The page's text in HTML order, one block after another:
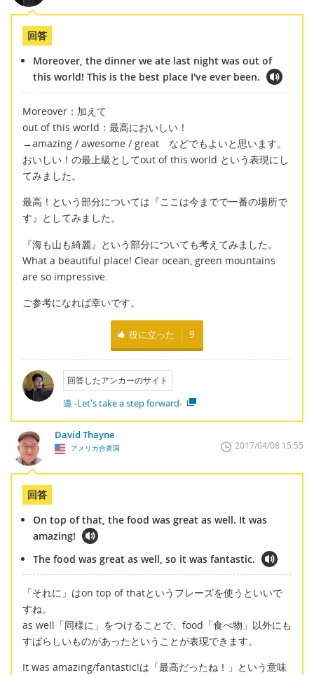
回答
Moreover, the dinner we ate last night was out of
this world! This is the best place I've ever been.
Moreover：加えて
out of this world：最高においしい！
→amazing / awesome / great などでもよいと思います。
おいしい！の最上級としてout of this world という表現にし
てみました。
最高！という部分については『ここは今までで一番の場所で
す』としてみました。
『海も山も綺麗』という部分についても考えてみました。
What a beautiful place! Clear ocean, green mountains
are so impressive.
ご参考になれば幸いです。
役に立った 9
回答したアンカーのサイト
道 -Let's take a step forward-
David Thayne
アメリカ合衆国 2017/04/08 15:55
回答
On top of that, the food was great as well. It was
amazing!
The food was great as well, so it was fantastic.
「それに」はon top of thatというフレーズを使うといいで
すね。
as well「同様に」をつけることで、food「食べ物」以外にも
すばらしいものがあったということが表現できます。
It was amazing/fantastic!は「最高だったね！」という意味